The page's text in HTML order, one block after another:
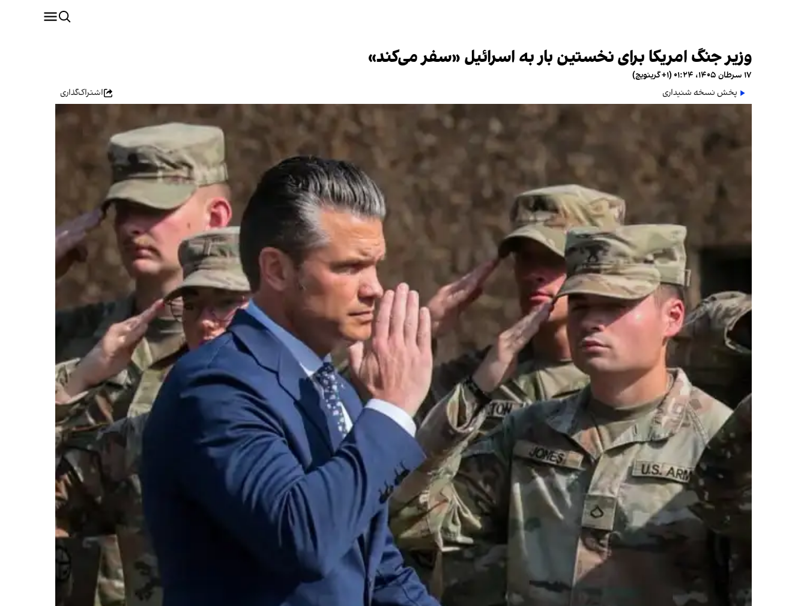
وزیر جنگ امریکا برای نخستین بار به اسرائیل «سفر می‌کند»
۱۷ سرطان ۱۴۰۵، ۰۱:۲۴ (‎+۱ گرینویچ)
پخش نسخه شنیداری
اشتراک‌گذاری